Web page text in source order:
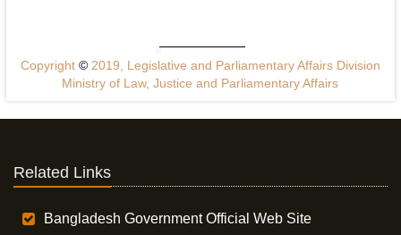
Copyright ©2019, Legislative and Parliamentary Affairs Division
Ministry of Law, Justice and Parliamentary Affairs
Related Links
Bangladesh Government Official Web Site